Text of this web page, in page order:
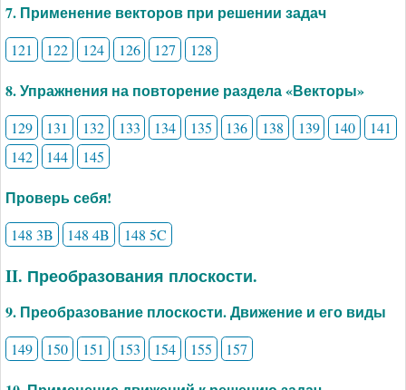
7. Применение векторов при решении задач
121 122 124 126 127 128
8. Упражнения на повторение раздела «Векторы»
129 131 132 133 134 135 136 138 139 140
141
142
144 145
Проверь себя!
148 3B 148 4B 148 5C
II. Преобразования плоскости.
9. Преобразование плоскости. Движение и его виды
149 150 151 153 154 155 157